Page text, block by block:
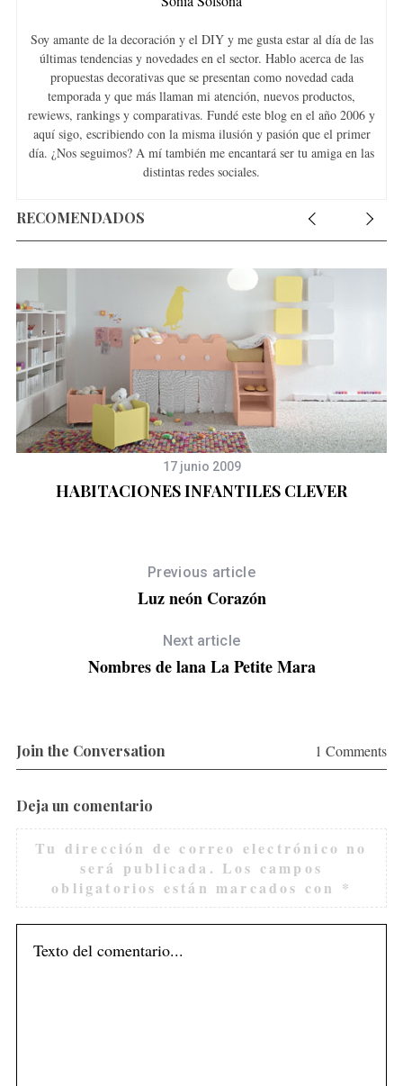
Soy amante de la decoración y el DIY y me gusta estar al día de las
últimas tendencias y novedades en el sector. Hablo acerca de las
propuestas decorativas que se presentan como novedad cada
temporada y que más llaman mi atención, nuevos productos,
rewiews, rankings y comparativas. Fundé este blog en el año 2006 y
aquí sigo, escribiendo con la misma ilusión y pasión que el primer
día. ¿Nos seguimos? A mí también me encantará ser tu amiga en las
distintas redes sociales.
RECOMENDADOS
17 junio 2009
HABITACIONES INFANTILES CLEVER
Previous article
Luz neón Corazón
Next article
Nombres de lana La Petite Mara
Join the Conversation 1 Comments
Deja un comentario
Tu dirección de correo electrónico no
será publicada. Los campos
obligatorios están marcados con *
S
a
f
o
r
: